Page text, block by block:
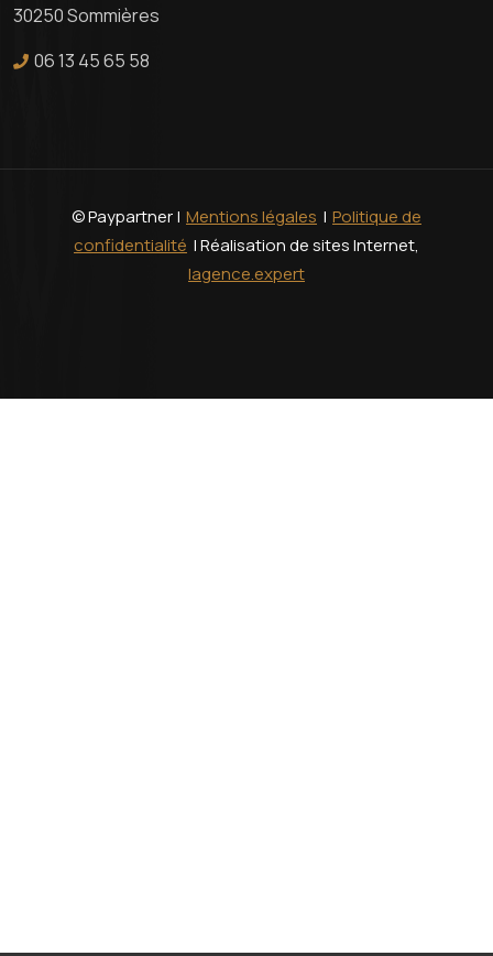
30250 Sommières
06 13 45 65 58
© Paypartner | Mentions légales | Politique de
confidentialité | Réalisation de sites Internet,
lagence.expert